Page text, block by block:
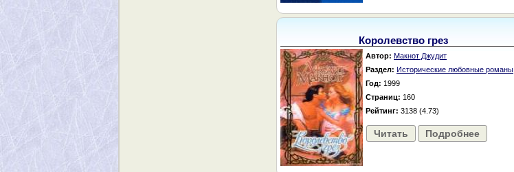
Королевство грез
Автор: Макнот Джудит
Раздел: Исторические любовные романы
Год: 1999
Страниц: 160
Рейтинг: 3138 (4.73)
Читать Подробнее